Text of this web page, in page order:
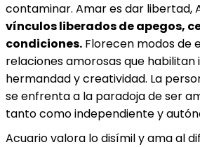
contaminar. Amar es dar libertad,
vínculos liberados de apegos,
condiciones. Florecen modos de
relaciones amorosas que habilitan
hermandad y creatividad. La
se enfrenta a la paradoja de ser
tanto como independiente y
Acuario valora lo disímil y ama al